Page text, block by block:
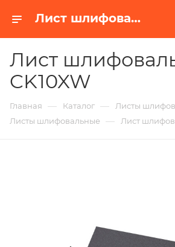
Лист шлифовальный CK10XW в Белгороде | Купить по недорогой цене от Абразивного Завода
Лист
CK10XW
Главная — Каталог — Листы
Листы шлифовальные — Лист